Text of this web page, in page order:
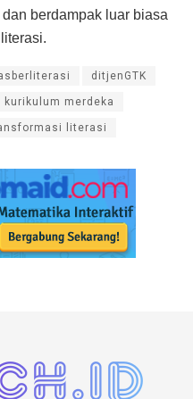
berdampak luar biasa
ditjenGTK
kurikulum merdeka
literasi